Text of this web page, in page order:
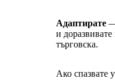
Адаптирате —
и доразвивате
търговска.
Ако спазвате